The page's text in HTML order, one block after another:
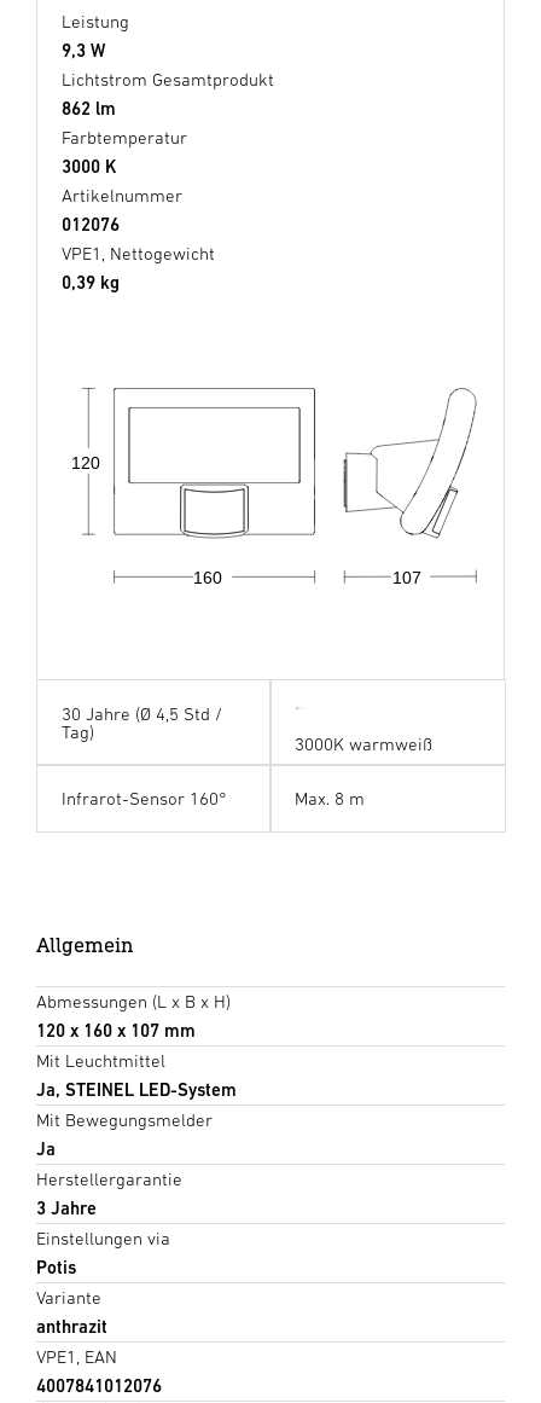
Leistung
9,3 W
Lichtstrom Gesamtprodukt
862 lm
Farbtemperatur
3000 K
Artikelnummer
012076
VPE1, Nettogewicht
0,39 kg
160 107
120
30 Jahre (Ø 4,5 Std /
Tag)
3000K warmweiß
Infrarot-Sensor 160° Max. 8 m
Allgemein
Abmessungen (L x B x H)
120 x 160 x 107 mm
Mit Leuchtmittel
Ja, STEINEL LED-System
Mit Bewegungsmelder
Ja
Herstellergarantie
3 Jahre
Einstellungen via
Potis
Variante
anthrazit
VPE1, EAN
4007841012076